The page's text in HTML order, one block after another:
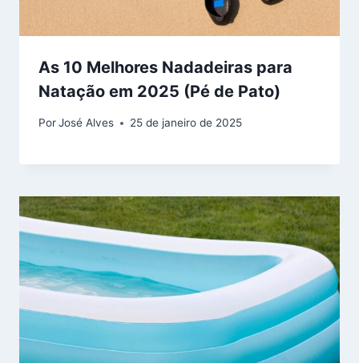
As 10 Melhores Nadadeiras para
Natação em 2025 (Pé de Pato)
PorJosé Alves 25 de janeiro de 2025